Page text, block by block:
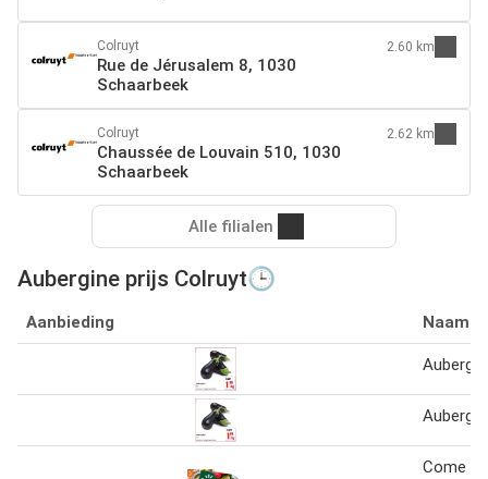
Colruyt
Rue de Jérusalem 8, 1030
Schaarbeek
2.60 km
Colruyt
Chaussée de Louvain 510, 1030
Schaarbeek
2.62 km
Alle filialen
Aubergine prijs Colruyt🕒
Aanbieding Naam
Come a